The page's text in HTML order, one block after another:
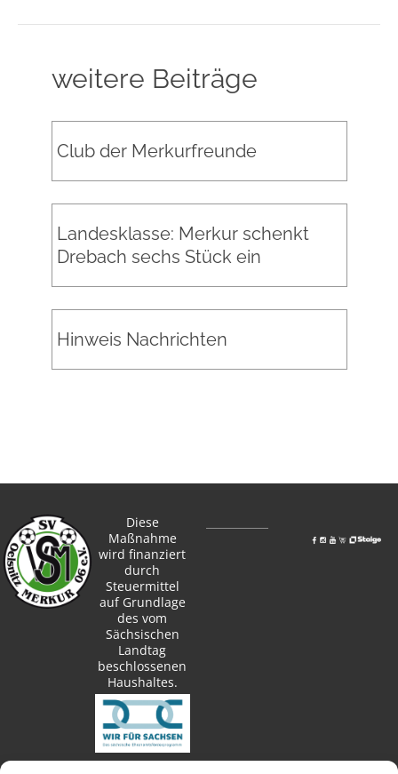
weitere Beiträge
Club der Merkurfreunde
Landesklasse: Merkur schenkt
Drebach sechs Stück ein
Hinweis Nachrichten
Diese
Maßnahme
wird finanziert
durch
Steuermittel
auf Grundlage
des vom
Sächsischen
Landtag
beschlossenen
Haushaltes.